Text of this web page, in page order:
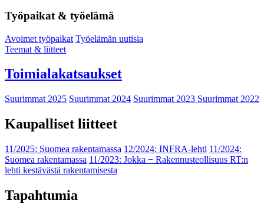
Työpaikat & työelämä
Avoimet työpaikat Työelämän uutisia
Teemat & liitteet
Toimialakatsaukset
Suurimmat 2025 Suurimmat 2024 Suurimmat 2023 Suurimmat 2022
Kaupalliset liitteet
11/2025: Suomea rakentamassa 12/2024: INFRA-lehti 11/2024:
Suomea rakentamassa 11/2023: Jokka − Rakennusteollisuus RT:n
lehti kestävästä rakentamisesta
Tapahtumia